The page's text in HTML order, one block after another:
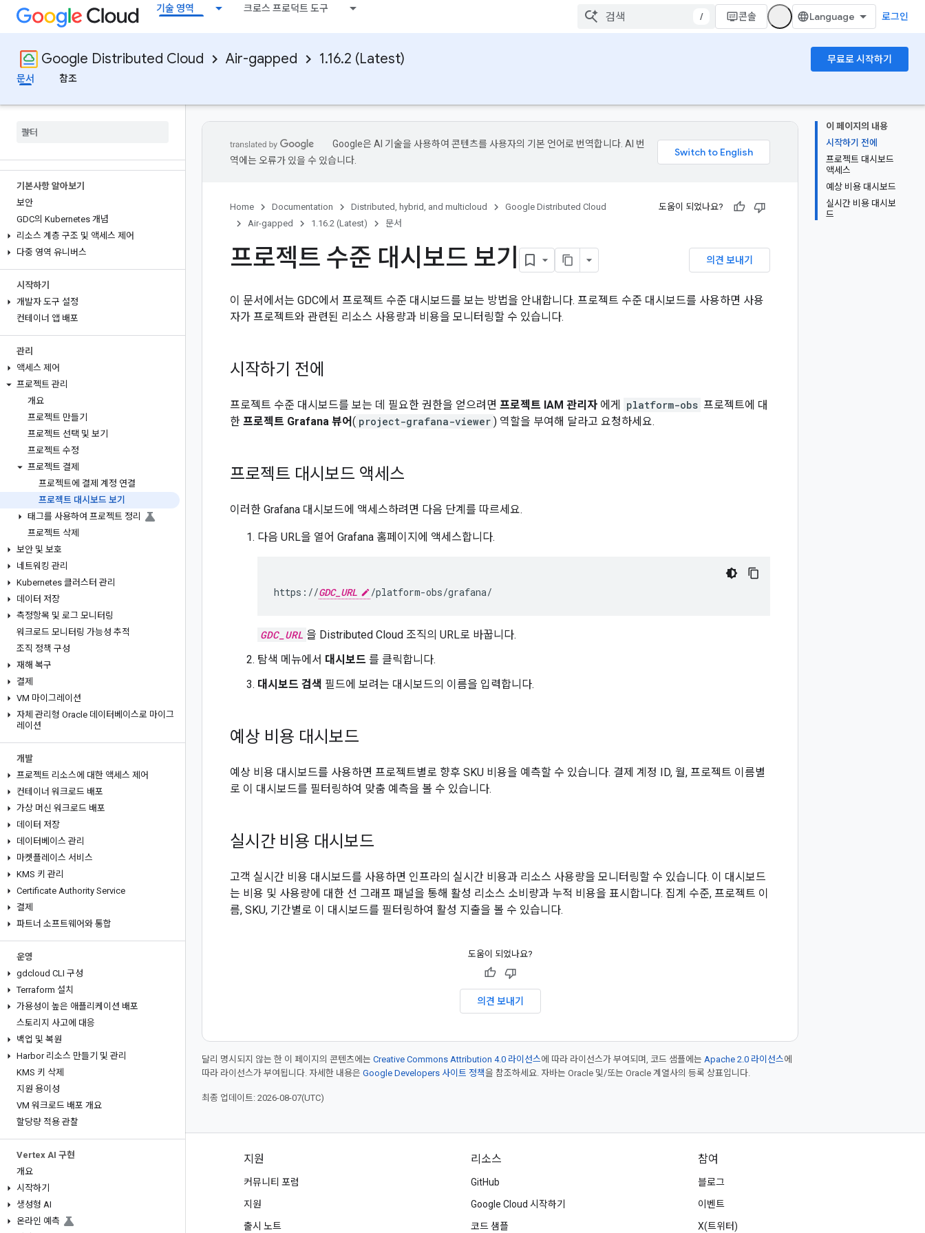
기술 영역 크로스 프로덕트 도구
/ 콘솔 로그인
Google Distributed Cloud Air-gapped 1.16.2 (Latest)
무료로 시작하기
문서
참조
제품 개요
문서 잠재고객
출시 노트
접근성
시스템 제한
기본사항 알아보기
보안
GDC의 Kubernetes 개념
리소스 계층 구조 및 액세스 제어
다중 영역 유니버스
시작하기
개발자 도구 설정
컨테이너 앱 배포
관리
액세스 제어
프로젝트 관리
개요
프로젝트 만들기
프로젝트 선택 및 보기
프로젝트 수정
프로젝트 결제
프로젝트에 결제 계정 연결
프로젝트 대시보드 보기
태그를 사용하여 프로젝트 정리
프로젝트 삭제
보안 및 보호
네트워킹 관리
Kubernetes 클러스터 관리
데이터 저장
측정항목 및 로그 모니터링
워크로드 모니터링 가능성 추적
조직 정책 구성
재해 복구
결제
VM 마이그레이션
자체 관리형 Oracle 데이터베이스로 마이그
레이션
개발
프로젝트 리소스에 대한 액세스 제어
컨테이너 워크로드 배포
가상 머신 워크로드 배포
데이터 저장
데이터베이스 관리
마켓플레이스 서비스
KMS 키 관리
Certificate Authority Service
결제
파트너 소프트웨어와 통합
운영
gdcloud CLI 구성
Terraform 설치
가용성이 높은 애플리케이션 배포
스토리지 사고에 대응
백업 및 복원
Harbor 리소스 만들기 및 관리
KMS 키 삭제
지원 용이성
VM 워크로드 배포 개요
할당량 적용 관찰
Vertex AI 구현
개요
시작하기
생성형 AI
온라인 예측
이 페이지의 내용
시작하기 전에
프로젝트 대시보드
액세스
예상 비용 대시보드
실시간 비용 대시보
드
Google은 AI 기술을 사용하여 콘텐츠를 사용자의 기본 언어로 번역합니다. AI 번
역에는 오류가 있을 수 있습니다.
Home Documentation Distributed, hybrid, and multicloud
Google Distributed Cloud
Air-gapped
1.16.2 (Latest) 문서
도움이 되었나요?
의견 보내기
프로젝트 수준 대시보드 보기
이 문서에서는 GDC에서 프로젝트 수준 대시보드를 보는 방법을 안내합니다. 프로젝트 수준 대시보드를 사용하면 사용
자가 프로젝트와 관련된 리소스 사용량과 비용을 모니터링할 수 있습니다.
시작하기 전에
프로젝트 수준 대시보드를 보는 데 필요한 권한을 얻으려면 프로젝트 IAM 관리자 에게 platform-obs 프로젝트에 대
한 프로젝트 Grafana 뷰어 ( project-grafana-viewer ) 역할을 부여해 달라고 요청하세요.
프로젝트 대시보드 액세스
이러한 Grafana 대시보드에 액세스하려면 다음 단계를 따르세요.
다음 URL을 열어 Grafana 홈페이지에 액세스합니다.
https://GDC_URL
GDC_URL 을 Distributed Cloud 조직의 URL로 바꿉니다.
탐색 메뉴에서 대시보드 를 클릭합니다.
대시보드 검색 필드에 보려는 대시보드의 이름을 입력합니다.
예상 비용 대시보드
예상 비용 대시보드를 사용하면 프로젝트별로 향후 SKU 비용을 예측할 수 있습니다. 결제 계정 ID, 월, 프로젝트 이름별
로 이 대시보드를 필터링하여 맞춤 예측을 볼 수 있습니다.
실시간 비용 대시보드
고객 실시간 비용 대시보드를 사용하면 인프라의 실시간 비용과 리소스 사용량을 모니터링할 수 있습니다. 이 대시보드
는 비용 및 사용량에 대한 선 그래프 패널을 통해 활성 리소스 소비량과 누적 비용을 표시합니다. 집계 수준, 프로젝트 이
름, SKU, 기간별로 이 대시보드를 필터링하여 활성 지출을 볼 수 있습니다.
도움이 되었나요?
의견 보내기
달리 명시되지 않는 한 이 페이지의 콘텐츠에는 Creative Commons Attribution 4.0 라이선스에 따라 라이선스가 부여되며, 코드 샘플에는 Apache 2.0 라이선스에
따라 라이선스가 부여됩니다. 자세한 내용은 Google Developers 사이트 정책을 참조하세요. 자바는 Oracle 및/또는 Oracle 계열사의 등록 상표입니다.
최종 업데이트: 2026-08-07(UTC)
제품 및 가격 책정
모든 제품 보기
Google Cloud 가격 책정
Google Cloud Marketplace
지원
커뮤니티 포럼
지원
출시 노트
리소스
GitHub
Google Cloud 시작하기
코드 샘플
참여
블로그
이벤트
X(트위터)